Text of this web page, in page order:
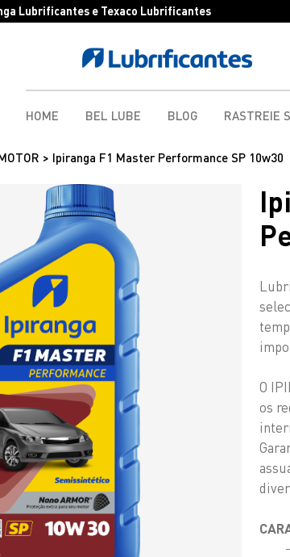
Lubrificantes e Texaco Lubrificantes
HOME BEL LUBE BLOG RASTREIE
> Ipiranga F1 Master Performance SP 10w30
O
os